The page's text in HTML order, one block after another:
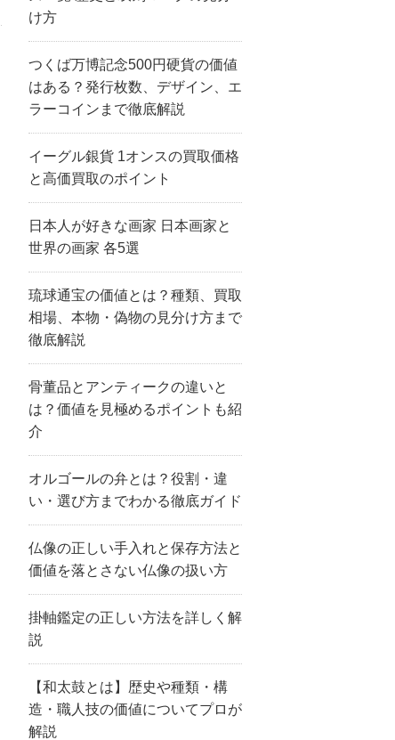
け方
つくば万博記念500円硬貨の価値
はある？発行枚数、デザイン、エ
ラーコインまで徹底解説
イーグル銀貨 1オンスの買取価格
と高価買取のポイント
日本人が好きな画家 日本画家と
世界の画家 各5選
琉球通宝の価値とは？種類、買取
相場、本物・偽物の見分け方まで
徹底解説
骨董品とアンティークの違いと
は？価値を見極めるポイントも紹
介
オルゴールの弁とは？役割・違
い・選び方までわかる徹底ガイド
仏像の正しい手入れと保存方法と
価値を落とさない仏像の扱い方
掛軸鑑定の正しい方法を詳しく解
説
【和太鼓とは】歴史や種類・構
造・職人技の価値についてプロが
解説